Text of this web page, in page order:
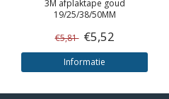
3M afplaktape goud
19/25/38/50MM
€5,81 €5,52
Informatie